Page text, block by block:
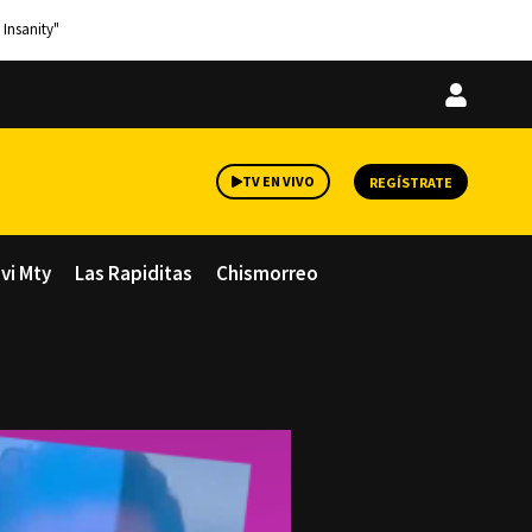
Iniciar
TV EN VIVO REGÍSTRATE
Mty Las Rapiditas Chismorreo